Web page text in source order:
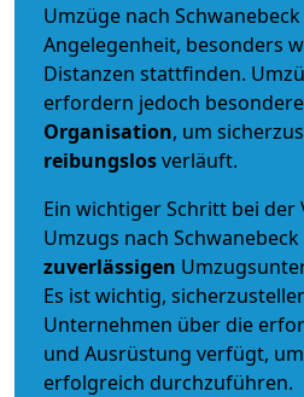
Umzüge nach
Angelegenheit, besonders
Distanzen stattfinden.
erfordern jedoch besondere
Organisation, um
reibungslosverläuft.
Ein wichtiger Schritt bei
Umzugs nach
zuverlässigen
Es ist wichtig,
Unternehmen über die
und Ausrüstung verfügt,
erfolgreich durchzuführen.